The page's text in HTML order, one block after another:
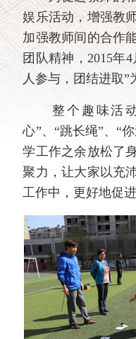
娱乐活动，增强教
加强教师间的合作
团队精神，2015年
人参与，团结进取”
整个趣味活动
心”、“跳长绳”、“
学工作之余放松了
聚力，让大家以充
工作中，更好地促